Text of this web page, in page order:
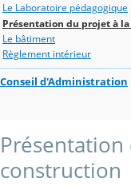
Le Laboratoire pédagogique
Présentation du projet à
Le bâtiment
Règlement intérieur
Conseil d'Administration
construction